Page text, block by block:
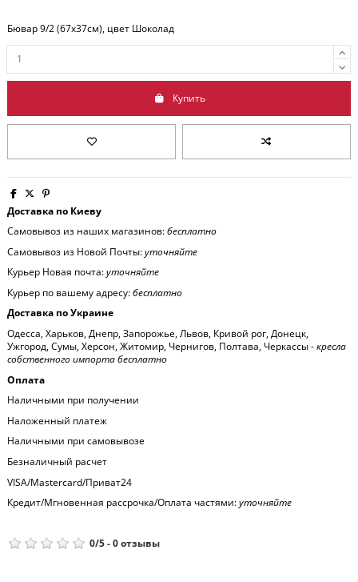
Бювар 9/2 (67x37см), цвет Шоколад
Купить
Доставка по Киеву
Самовывоз из наших магазинов:бесплатно
Самовывоз из Новой Почты:уточняйте
Курьер Новая почта:уточняйте
Курьер по вашему адресу:бесплатно
Доставка по Украине
Одесса, Харьков, Днепр, Запорожье, Львов, Кривой рог, Донецк,
Ужгород, Сумы, Херсон, Житомир, Чернигов, Полтава, Черкассы -кресла
собственного импорта бесплатно
Оплата
Наличными при получении
Наложенный платеж
Наличными при самовывозе
Безналичный расчет
VISA/Mastercard/Приват24
Кредит/Мгновенная рассрочка/Оплата частями:уточняйте
0/5-0отзывы